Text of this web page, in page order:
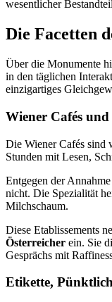
wesentlicher
Die Facetten
Über die Monumente
in den täglichen
einzigartiges
Wiener Cafés
Die Wiener Cafés sind
Stunden mit Lesen,
Entgegen der
nicht. Die Spezialität
Milchschaum.
Diese Etablissements
Österreicher ein. Sie
Gesprächs mit
Etikette,